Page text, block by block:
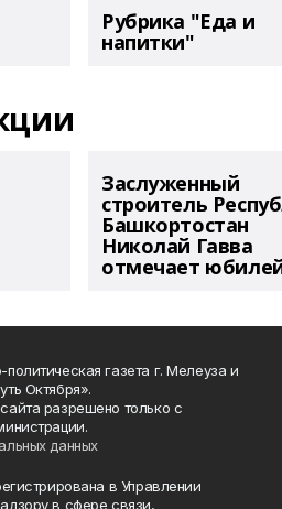
Рубрика "Еда и
напитки"
Заслуженный
строитель
Башкортостан
Николай Гавва
отмечает
газета г. Мелеуза и
Октября».
разрешено только с
данных
в Управлении
в сфере связи,